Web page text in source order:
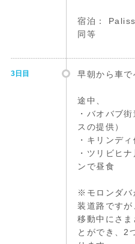
宿泊：
同等
3日目 早朝から車で
途中、
・バオバブ
スの提供）
・キリンデ
・ツリビヒ
ンで昼食
※モロンダバ
装道路ですが
移動中にさま
とができ、2